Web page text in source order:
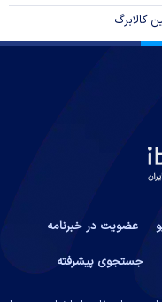
عضویت در خبرنامه
جستجوی پیشرفته